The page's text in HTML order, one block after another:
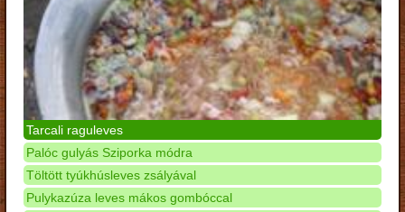
Tarcali raguleves
Palóc gulyás Sziporka módra
Töltött tyúkhúsleves zsályával
Pulykazúza leves mákos gombóccal